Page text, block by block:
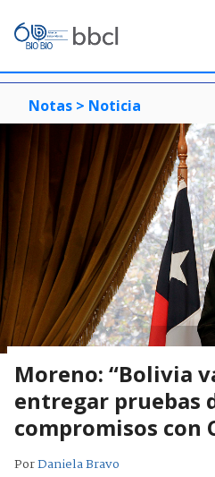
Notas > Noticia
Moreno: “Bolivia
entregar pruebas
compromisos con
PorDaniela Bravo